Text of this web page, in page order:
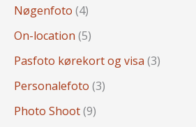
Nøgenfoto (4)
On-location (5)
Pasfoto kørekort og visa (3)
Personalefoto (3)
Photo Shoot(9)